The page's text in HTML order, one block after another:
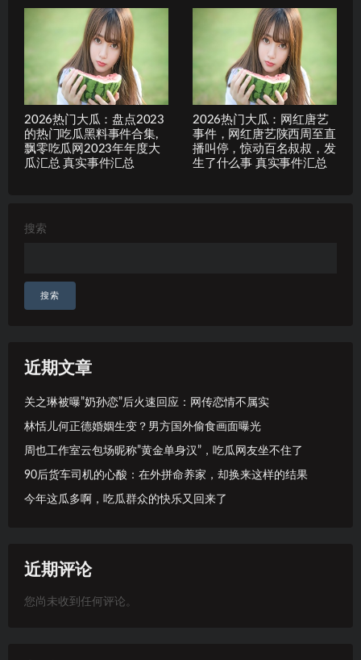
2026热门大瓜：盘点2023
的热门吃瓜黑料事件合集,
飘零吃瓜网2023年年度大
瓜汇总 真实事件汇总
2026热门大瓜：网红唐艺
事件，网红唐艺陕西周至直
播叫停，惊动百名叔叔，发
生了什么事 真实事件汇总
搜索
搜索
近期文章
关之琳被曝”奶孙恋”后火速回应：网传恋情不属实
林恬儿何正德婚姻生变？男方国外偷食画面曝光
周也工作室云包场昵称”黄金单身汉”，吃瓜网友坐不住了
90后货车司机的心酸：在外拼命养家，却换来这样的结果
今年这瓜多啊，吃瓜群众的快乐又回来了
近期评论
您尚未收到任何评论。